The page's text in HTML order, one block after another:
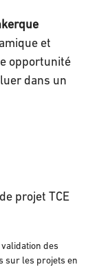
et
opportunité
dans un
projet TCE
des
sur les projets en